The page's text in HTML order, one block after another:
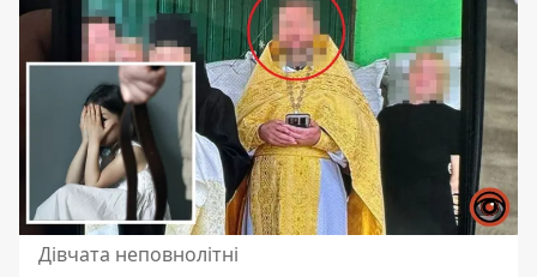
Дівчата неповнолітні